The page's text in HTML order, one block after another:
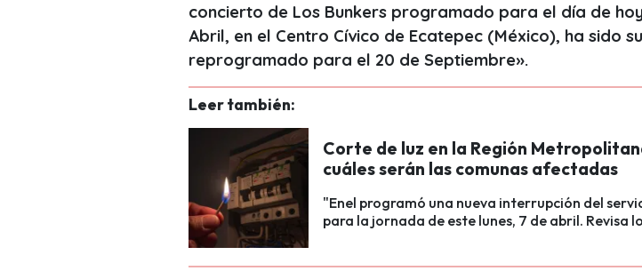
concierto de Los Bunkers programado para el día de
Abril, en el Centro Cívico de Ecatepec (México), ha sido
reprogramado para el 20 de Septiembre».
Leer también:
Corte de luz en la Región
cuáles serán las comunas afectadas
"Enel programó una nueva interrupción del
para la jornada de este lunes, 7 de abril. Revisa